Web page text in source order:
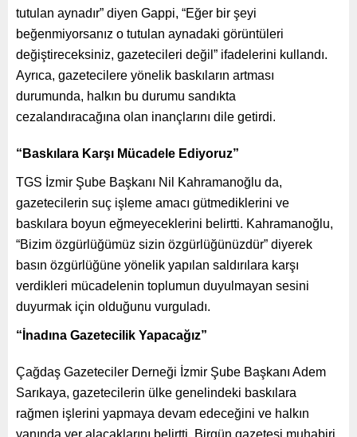
tutulan aynadır” diyen Gappi, “Eğer bir şeyi
beğenmiyorsanız o tutulan aynadaki görüntüleri
değiştireceksiniz, gazetecileri değil” ifadelerini kullandı.
Ayrıca, gazetecilere yönelik baskıların artması
durumunda, halkın bu durumu sandıkta
cezalandıracağına olan inançlarını dile getirdi.
“Baskılara Karşı Mücadele Ediyoruz”
TGS İzmir Şube Başkanı Nil Kahramanoğlu da,
gazetecilerin suç işleme amacı gütmediklerini ve
baskılara boyun eğmeyeceklerini belirtti. Kahramanoğlu,
“Bizim özgürlüğümüz sizin özgürlüğünüzdür” diyerek
basın özgürlüğüne yönelik yapılan saldırılara karşı
verdikleri mücadelenin toplumun duyulmayan sesini
duyurmak için olduğunu vurguladı.
“İnadına Gazetecilik Yapacağız”
Çağdaş Gazeteciler Derneği İzmir Şube Başkanı Adem
Sarıkaya, gazetecilerin ülke genelindeki baskılara
rağmen işlerini yapmaya devam edeceğini ve halkın
yanında yer alacaklarını belirtti. Birgün gazetesi muhabiri